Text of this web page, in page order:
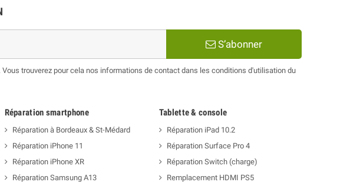
S’abonner
trouverez pour cela nos informations de contact dans les conditions d'utilisation du
Réparation smartphone
Réparation à Bordeaux & St-Médard
Réparation iPhone 11
Réparation iPhone XR
Réparation Samsung A13
Tablette & console
Réparation iPad 10.2
Réparation Surface Pro 4
Réparation Switch (charge)
Remplacement HDMI PS5